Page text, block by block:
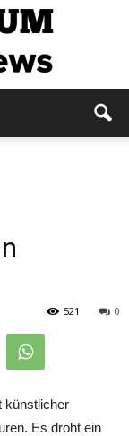
0
521
künstlicher
Es droht ein